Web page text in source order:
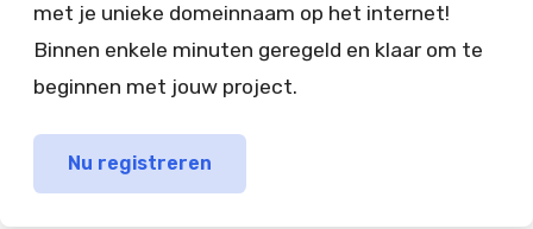
met je unieke domeinnaam op het internet!
Binnen enkele minuten geregeld en klaar om te
beginnen met jouw project.
Nu registreren